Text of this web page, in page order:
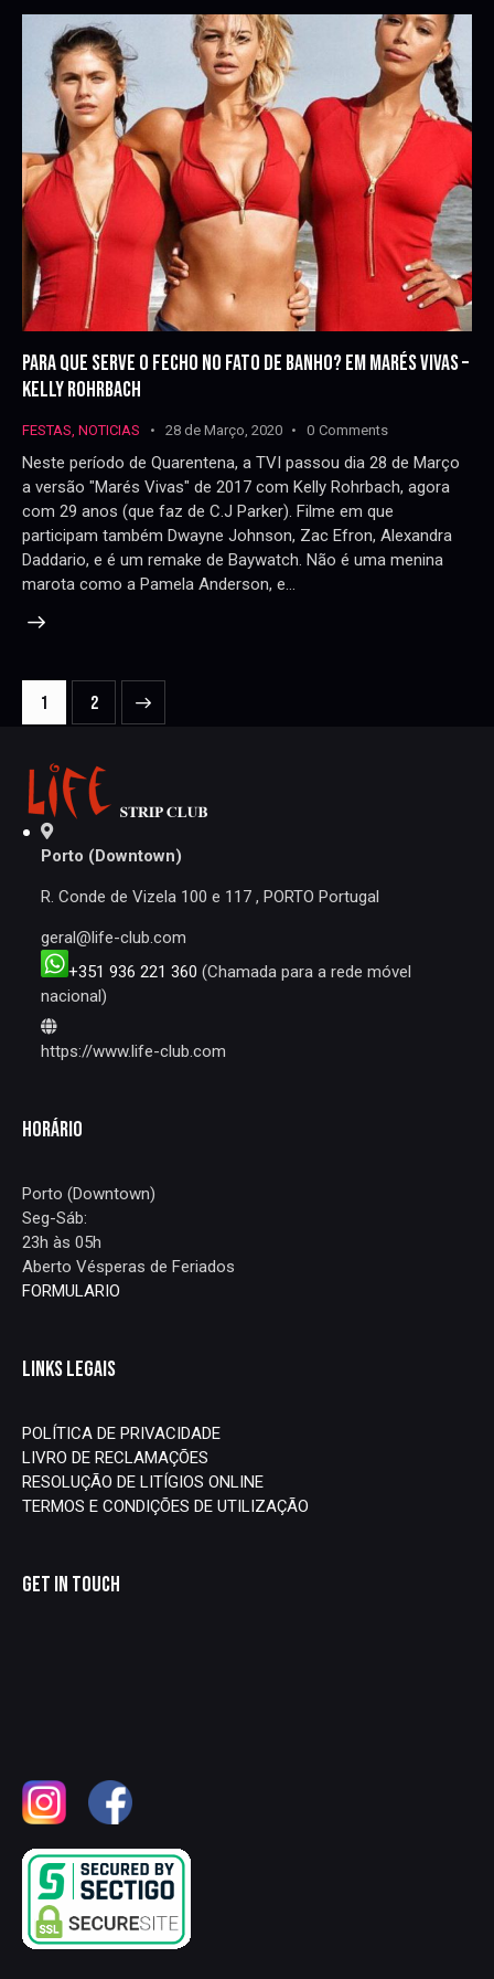
PARA QUE SERVE O FECHO NO FATO DE BANHO? EM MARÉS VIVAS –
KELLY ROHRBACH
FESTAS NOTICIAS 28 de Março, 2020 0 Comments
Neste período de Quarentena, a TVI passou dia 28 de Março
a versão "Marés Vivas" de 2017 com Kelly Rohrbach, agora
com 29 anos (que faz de C.J Parker). Filme em que
participam também Dwayne Johnson, Zac Efron, Alexandra
Daddario, e é um remake de Baywatch. Não é uma menina
marota como a Pamela Anderson, e…
NAVEGAÇÃO
DE
Page
1 Page
2
Porto (Downtown)
R. Conde de Vizela 100 e 117 , PORTO Portugal
geral@life-club.com
+351 936 221 360(Chamada para a rede móvel
nacional)
https://www.life-club.com
HORÁRIO
Porto (Downtown)
Seg-Sáb:
23h às 05h
Aberto Vésperas de Feriados
FORMULARIO
LINKS LEGAIS
POLÍTICA DE PRIVACIDADE
LIVRO DE RECLAMAÇÕES
RESOLUÇÃO DE LITÍGIOS ONLINE
TERMOS E CONDIÇÕES DE UTILIZAÇÃO
GET IN TOUCH